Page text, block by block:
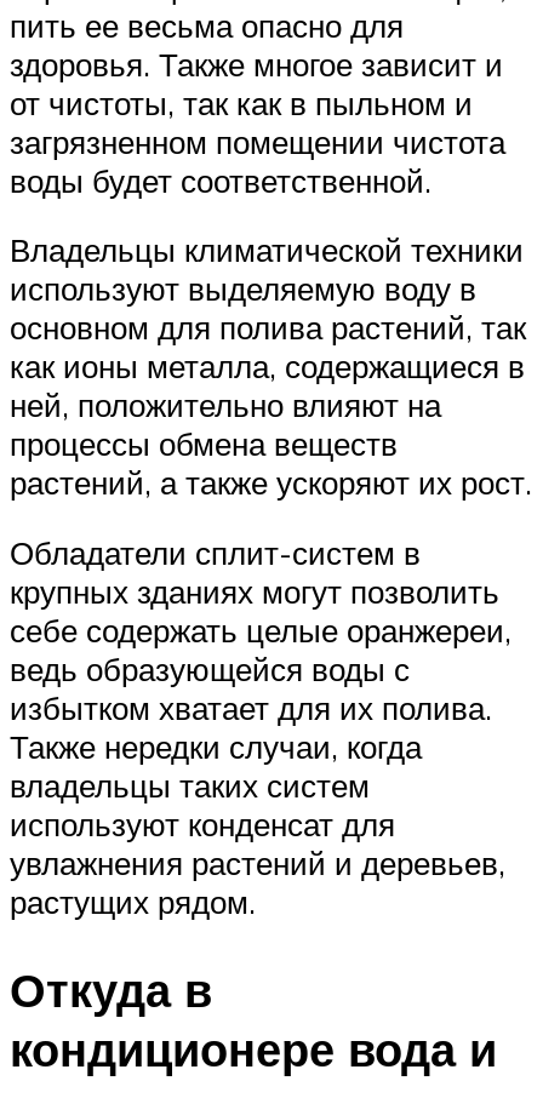
пить ее весьма опасно для
здоровья. Также многое зависит и
от чистоты, так как в пыльном и
загрязненном помещении чистота
воды будет соответственной.
Владельцы климатической техники
используют выделяемую воду в
основном для полива растений, так
как ионы металла, содержащиеся в
ней, положительно влияют на
процессы обмена веществ
растений, а также ускоряют их рост.
Обладатели сплит-систем в
крупных зданиях могут позволить
себе содержать целые оранжереи,
ведь образующейся воды с
избытком хватает для их полива.
Также нередки случаи, когда
владельцы таких систем
используют конденсат для
увлажнения растений и деревьев,
растущих рядом.
Откуда в
кондиционере вода и